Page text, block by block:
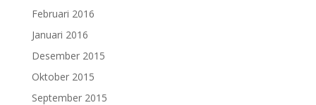
Februari 2016
Januari 2016
Desember 2015
Oktober 2015
September 2015